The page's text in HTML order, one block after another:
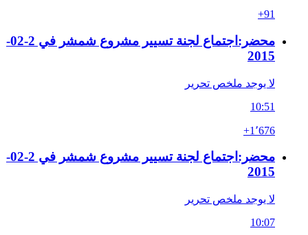
+91
محضر:اجتماع لجنة تسيير مشروع شمشر في 2-02-
2015
لا يوجد ملخص تحرير
10:51
+1٬676
محضر:اجتماع لجنة تسيير مشروع شمشر في 2-02-
2015
لا يوجد ملخص تحرير
10:07